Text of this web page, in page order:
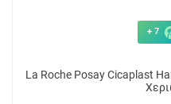
+ 7
La Roche Posay Cicaplast